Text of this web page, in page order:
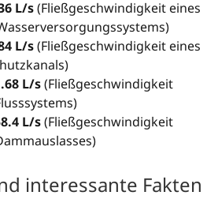
L/s(Fließgeschwindigkeit eines
L/s(Fließgeschwindigkeit eines
L/s(Fließgeschwindigkeit
L/s(Fließgeschwindigkeit
interessante Fakten